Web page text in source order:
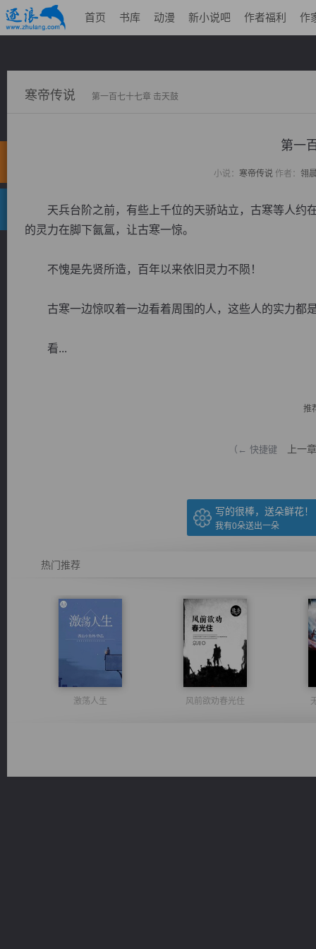
首页 书库 动漫 新小说吧 作者福利 作
寒帝传说 第一百七十七章 击天鼓
第一
小说： 寒帝传说作者： 翎
天兵台阶之前，有些上千位的天骄站立，古寒等人约
的灵力在脚下氤氲，让古寒一惊。
不愧是先贤所造，百年以来依旧灵力不陨！
古寒一边惊叹着一边看着周围的人，这些人的实力都
看...
推
（← 快捷键 上一章
写的很棒，送朵鲜花！
我有0朵送出一朵
热门推荐
激荡人生 风前欲劝春光住